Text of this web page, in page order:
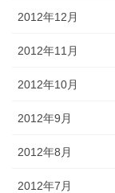
2012年12月
2012年11月
2012年10月
2012年9月
2012年8月
2012年7月